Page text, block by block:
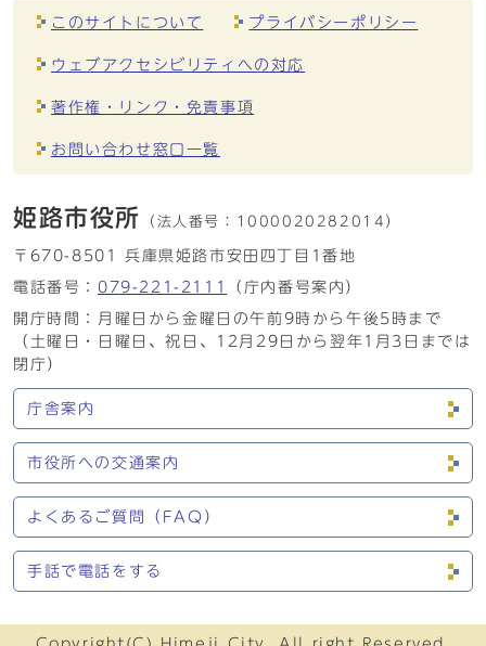
このサイトについて プライバシーポリシー
ウェブアクセシビリティへの対応
著作権・リンク・免責事項
お問い合わせ窓口一覧
姫路市役所 （法人番号： 1000020282014）
〒670-8501 兵庫県姫路市安田四丁目1番地
電話番号： 079-221-2111
（庁内番号案内）
開庁時間：月曜日から金曜日の午前9時から午後5時まで
（土曜日・日曜日、祝日、12月29日から翌年1月3日までは
閉庁）
庁舎案内
市役所への交通案内
よくあるご質問（FAQ）
手話で電話をする